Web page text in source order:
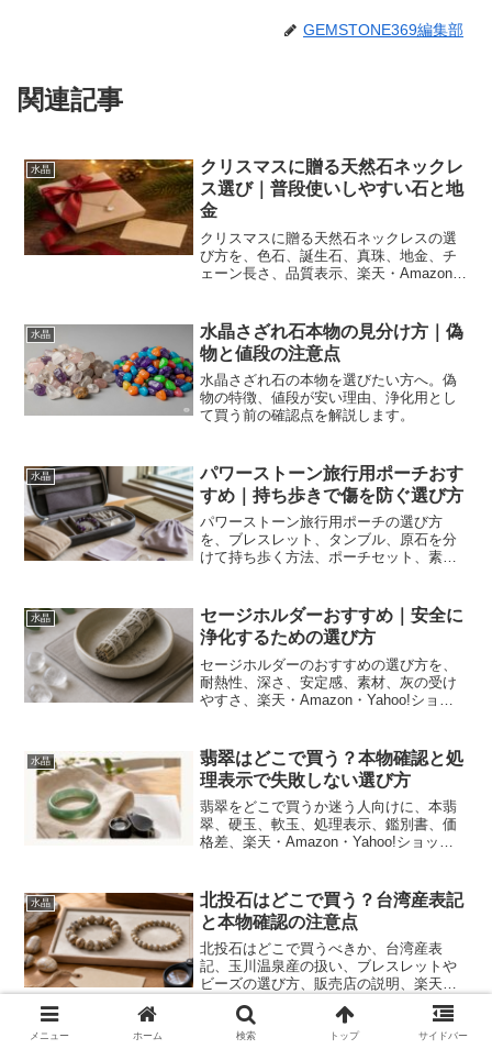
GEMSTONE369編集部
関連記事
水晶
クリスマスに贈る天然石ネックレ
ス選び｜普段使いしやすい石と地
金
クリスマスに贈る天然石ネックレスの選
び方を、色石、誕生石、真珠、地金、チ
ェーン長さ、品質表示、楽天・Amazon・
水晶
水晶さざれ石本物の見分け方｜偽
物と値段の注意点
水晶さざれ石の本物を選びたい方へ。偽
物の特徴、値段が安い理由、浄化用とし
て買う前の確認点を解説します。
水晶
パワーストーン旅行用ポーチおす
すめ｜持ち歩きで傷を防ぐ選び方
パワーストーン旅行用ポーチの選び方
を、ブレスレット、タンブル、原石を分
けて持ち歩く方法、ポーチセット、素
します。
水晶
セージホルダーおすすめ｜安全に
浄化するための選び方
セージホルダーのおすすめの選び方を、
耐熱性、深さ、安定感、素材、灰の受け
やすさ、楽天・Amazon・Yahoo!ショッ
水晶
翡翠はどこで買う？本物確認と処
理表示で失敗しない選び方
翡翠をどこで買うか迷う人向けに、本翡
翠、硬玉、軟玉、処理表示、鑑別書、価
格差、楽天・Amazon・Yahoo!ショッピ
水晶
北投石はどこで買う？台湾産表記
と本物確認の注意点
北投石はどこで買うべきか、台湾産表
記、玉川温泉産の扱い、ブレスレットや
ビーズの選び方、販売店の説明、楽天・
Amazon・Yahoo!ショッピングで比較す
る前に見るべき注意点を解説します。
メニュー ホーム 検索 トップ サイドバー